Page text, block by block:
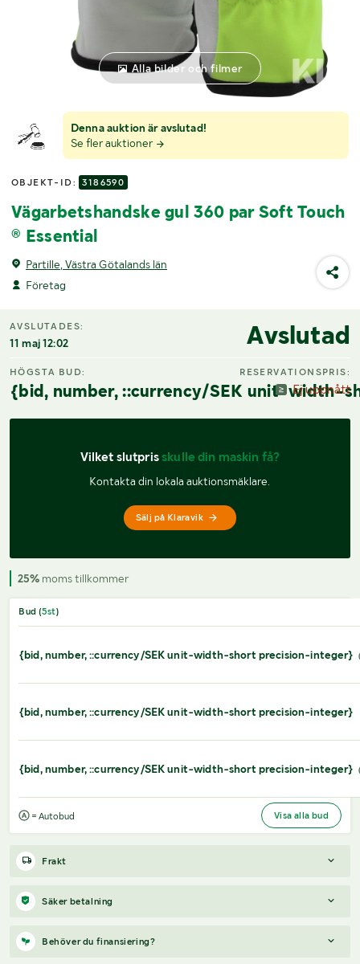
Denna auktion är avslutad!
Se fler auktioner
OBJEKT-ID: 3186590
Vägarbetshandske gul 360 par Soft Touch
® Essential
Partille, Västra Götalands län
Företag
Alla bilder och filmer
AVSLUTADES:
11 maj 12:02 Avslutad
HÖGSTA BUD:
{bid, number, ::currency/SEK unit-width-
RESERVATIONSPRIS:
Ej uppnått
Vilket slutpris skulle din maskin få?
Kontakta din lokala auktionsmäklare.
Sälj på Klaravik
25% moms tillkommer
Bud (5st)
{bid, number, ::currency/SEK unit-width-short precision-integer}
{bid, number, ::currency/SEK unit-width-short precision-integer}
{bid, number, ::currency/SEK unit-width-short precision-integer}
= Autobud Visa alla bud
Frakt
Om ni vill ha frakt skickat till er så löser säljaren det.
Säljaren kommer kontakta er via email om hur ni vill göra,
antingen om ni vill använda er av denna frakten på objektet.
Eller om ni vill hämta handskarna själva på säljarens lager i
Säker betalning
När du vunnit en budgivning får du en faktura från Payex till din
mejladress samma dag som auktionen avslutas. På lägre belopp
Behöver du finansiering?